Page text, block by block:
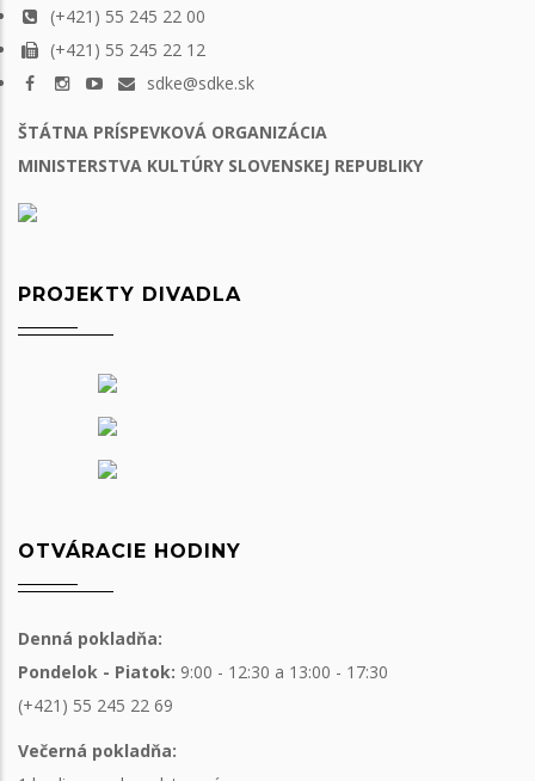
(+421) 55 245 22 00
(+421) 55 245 22 12
sdke@sdke.sk
ŠTÁTNA PRÍSPEVKOVÁ ORGANIZÁCIA
MINISTERSTVA KULTÚRY SLOVENSKEJ REPUBLIKY
PROJEKTY DIVADLA
OTVÁRACIE HODINY
Denná pokladňa:
Pondelok - Piatok: 9:00 - 12:30 a 13:00 - 17:30
(+421) 55 245 22 69
Večerná pokladňa: